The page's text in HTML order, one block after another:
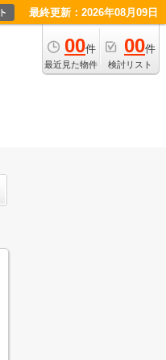
最終更新：2026年08月09日
00件
最近見た物件
00件
検討リスト